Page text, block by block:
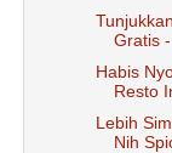
Gratis -
Habis
Resto
Lebih
Nih